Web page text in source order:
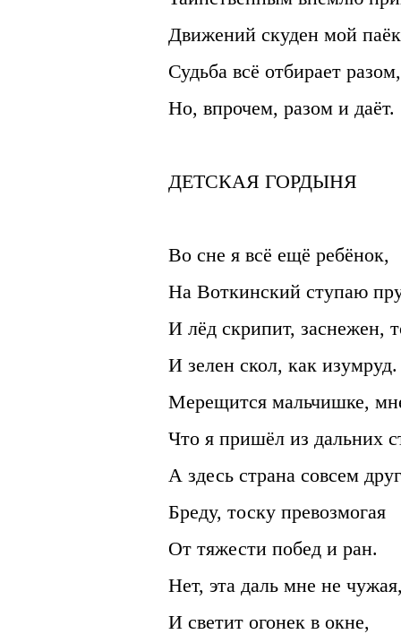
Движений скуден мой
Судьба всё отбирает разом,
Но, впрочем, разом и даёт.
ДЕТСКАЯ ГОРДЫНЯ
Во сне я всё ещё ребёнок,
На Воткинский ступаю
И лёд скрипит, заснежен,
И зелен скол, как изумруд.
Мерещится мальчишке,
Что я пришёл из дальних
А здесь страна совсем
Бреду, тоску превозмогая
От тяжести побед и ран.
Нет, эта даль мне не
И светит огонек в окне,